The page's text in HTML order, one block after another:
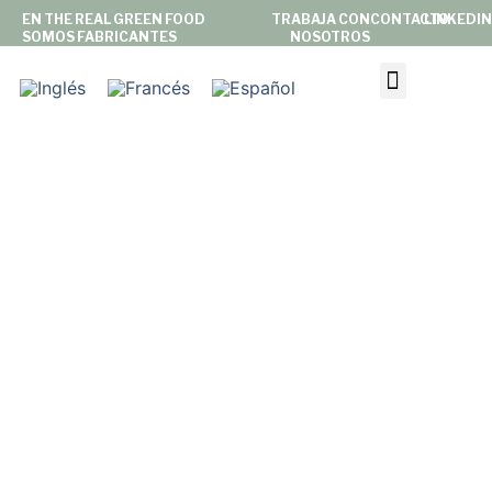
EN THE REAL GREEN FOOD
SOMOS FABRICANTES
CONTACTOLINKEDIN
TRABAJA CON
NOSOTROS